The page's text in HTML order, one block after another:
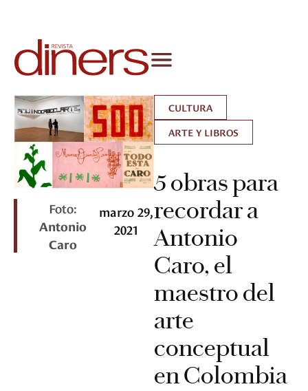
Foto:
Antonio
Caro
marzo 29,
2021
CULTURA
ARTE Y LIBROS
5 obras para
recordar a
Antonio
Caro, el
maestro del
arte
conceptual
en Colombia